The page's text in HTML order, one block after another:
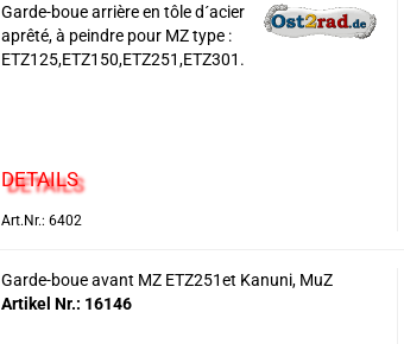
Garde-boue arrière en tôle d´acier
aprêté, à peindre pour MZ type :
ETZ125,ETZ150,ETZ251,ETZ301.
DETAILS
Art.Nr.: 6402
Garde-boue avant MZ ETZ251et Kanuni, MuZ
Artikel Nr.: 16146